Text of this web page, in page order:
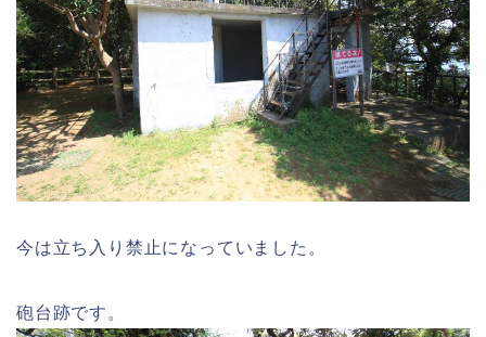
今は立ち入り禁止になっていました。
砲台跡です。